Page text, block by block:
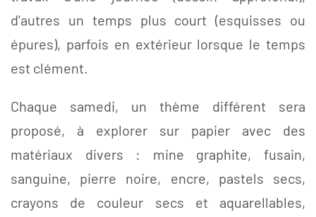
d'autres un temps plus court (esquisses ou
épures), parfois en extérieur lorsque le temps
est clément.
Chaque samedi, un thème différent sera
proposé, à explorer sur papier avec des
matériaux divers : mine graphite, fusain,
sanguine, pierre noire, encre, pastels secs,
crayons de couleur secs et aquarellables,